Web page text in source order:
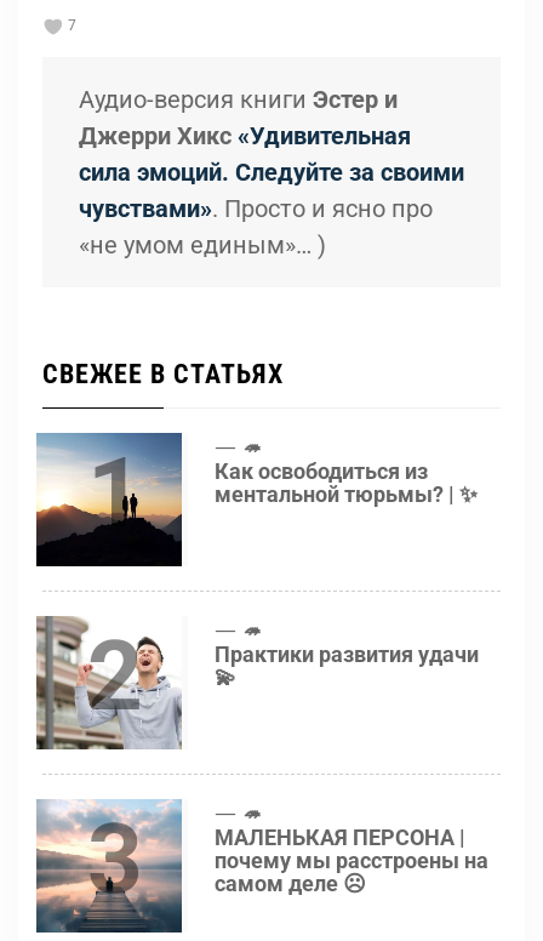
7
Аудио-версия книги Эстер и
Джерри Хикс «Удивительная
сила эмоций. Следуйте за своими
чувствами». Просто и ясно про
«не умом единым»… )
СВЕЖЕЕ В СТАТЬЯХ
1 🦔
Как освободиться из
ментальной тюрьмы? | ✨
2 🦔
Практики развития удачи
💫
3 🦔
МАЛЕНЬКАЯ ПЕРСОНА |
почему мы расстроены на
самом деле ☹️